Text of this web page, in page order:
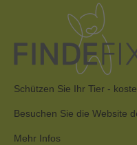
Schützen Sie Ihr Tier -
Besuchen Sie die Website
Mehr Infos